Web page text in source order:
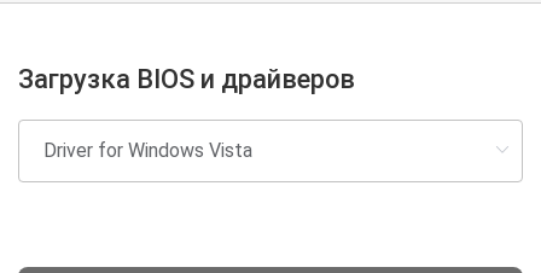
Загрузка BIOS и драйверов